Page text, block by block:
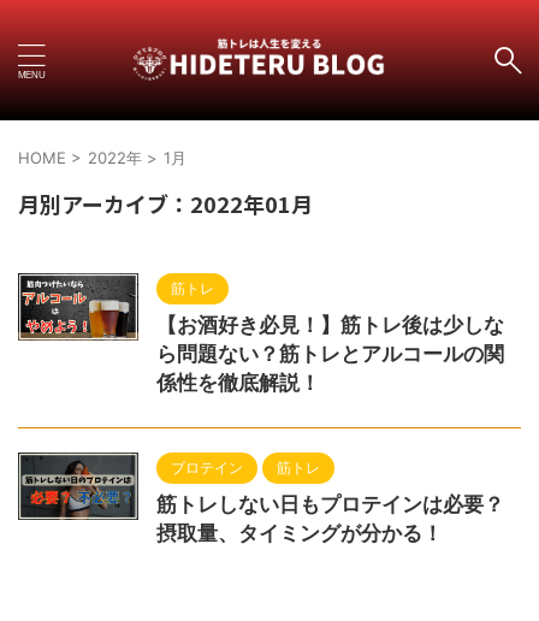
HOME > 2022年 > 1月
月別アーカイブ：2022年01月
筋トレ
【お酒好き必見！】筋トレ後は少しな
ら問題ない？筋トレとアルコールの関
係性を徹底解説！
プロテイン 筋トレ
筋トレしない日もプロテインは必要？
摂取量、タイミングが分かる！